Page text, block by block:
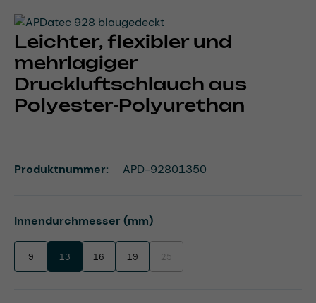
Leichter, flexibler und
mehrlagiger
Druckluftschlauch aus
Polyester-Polyurethan
Innendurchmesser (mm)auswählen
9 13 16 19 25(Diese Option ist zurzeit nicht verfügbar.)
Produktnummer: APD-92801350